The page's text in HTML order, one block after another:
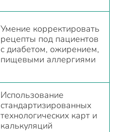
Умение корректировать
рецепты под пациентов
с диабетом, ожирением,
пищевыми аллергиями
Использование
стандартизированных
технологических карт и
калькуляций